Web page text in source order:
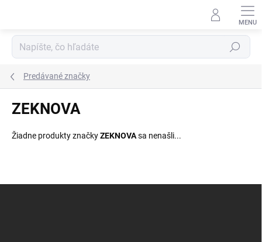
Hľadať
Predávané značky
ZEKNOVA
Žiadne produkty značkyZEKNOVAsa nenašli...